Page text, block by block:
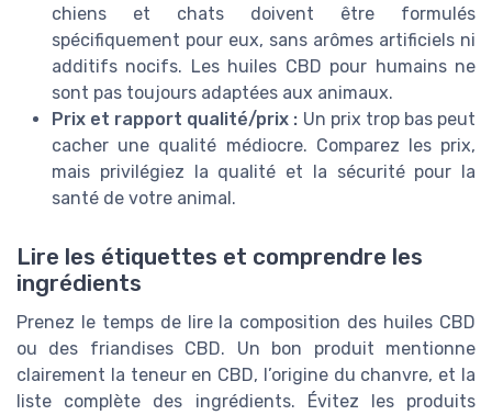
chiens et chats doivent être formulés
spécifiquement pour eux, sans arômes artificiels ni
additifs nocifs. Les huiles CBD pour humains ne
sont pas toujours adaptées aux animaux.
Prix et rapport qualité/prix : Un prix trop bas peut
cacher une qualité médiocre. Comparez les prix,
mais privilégiez la qualité et la sécurité pour la
santé de votre animal.
Lire les étiquettes et comprendre les
ingrédients
Prenez le temps de lire la composition des huiles CBD
ou des friandises CBD. Un bon produit mentionne
clairement la teneur en CBD, l’origine du chanvre, et la
liste complète des ingrédients. Évitez les produits